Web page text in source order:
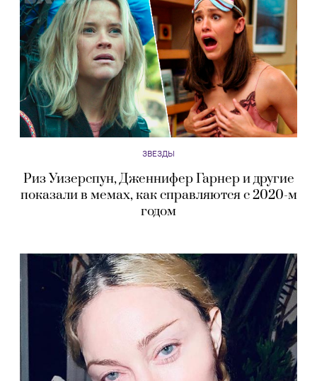
ЗВЕЗДЫ
Риз Уизерспун, Дженнифер Гарнер и другие
показали в мемах, как справляются с 2020-м
годом